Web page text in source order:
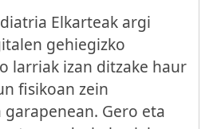
Elkarteak argi
gehiegizko
larriak izan ditzake haur
fisikoan zein
Gero eta